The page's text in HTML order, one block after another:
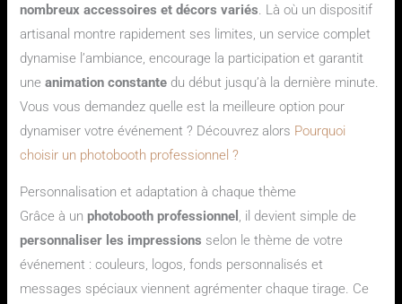
nombreux accessoires et décors variés. Là où un dispositif
artisanal montre rapidement ses limites, un service complet
dynamise l’ambiance, encourage la participation et garantit
uneanimation constante du début jusqu’à la dernière minute.
Vous vous demandez quelle est la meilleure option pour
dynamiser votre événement ? Découvrez alors Pourquoi
choisir un photobooth professionnel ?
Personnalisation et adaptation à chaque thème
Grâce à unphotobooth professionnel , il devient simple de
personnaliser les impressions selon le thème de votre
événement : couleurs, logos, fonds personnalisés et
messages spéciaux viennent agrémenter chaque tirage. Ce